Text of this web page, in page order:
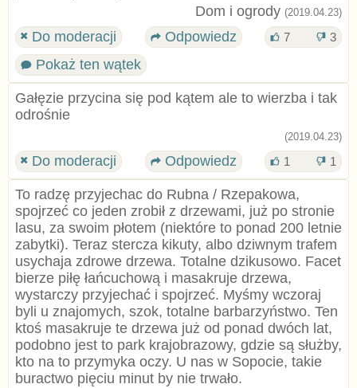
Dom i ogrody (2019.04.23)
Do moderacji Odpowiedz 7 3
Pokaż ten wątek
Gałęzie przycina się pod kątem ale to wierzba i tak
odrośnie
(2019.04.23)
Do moderacji Odpowiedz 1 1
To radzę przyjechac do Rubna / Rzepakowa,
spojrzeć co jeden zrobił z drzewami, już po stronie
lasu, za swoim płotem (niektóre to ponad 200 letnie
zabytki). Teraz stercza kikuty, albo dziwnym trafem
usychaja zdrowe drzewa. Totalne dzikusowo. Facet
bierze piłę łańcuchową i masakruje drzewa,
wystarczy przyjechać i spojrzeć. Myśmy wczoraj
byli u znajomych, szok, totalne barbarzyństwo. Ten
ktoś masakruje te drzewa już od ponad dwóch lat,
podobno jest to park krajobrazowy, gdzie są służby,
kto na to przymyka oczy. U nas w Sopocie, takie
buractwo pięciu minut by nie trwało.